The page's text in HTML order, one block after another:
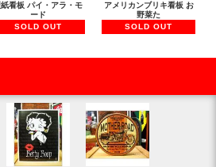
看板 パイ・アラ・モ
ード
SOLD OUT
アメリカンブリキ看板 お
野菜た
SOLD OUT